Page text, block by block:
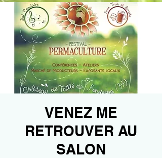
VENEZ ME
RETROUVER AU
SALON